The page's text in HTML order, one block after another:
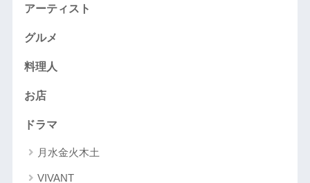
アーティスト
グルメ
料理人
お店
ドラマ
月水金火木土
VIVANT